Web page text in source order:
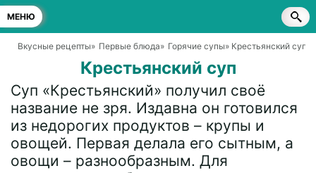
МЕНЮ
Вкусные рецепты» Первые блюда» Горячие супы» Крестьянский суп
Крестьянский суп
Суп «Крестьянский» получил своё
название не зря. Издавна он готовился
из недорогих продуктов – крупы и
овощей. Первая делала его сытным, а
овощи – разнообразным. Для